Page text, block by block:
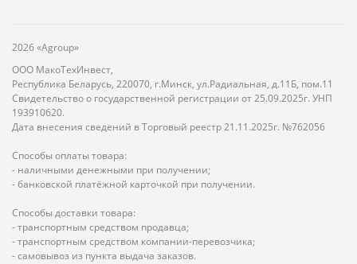
2026 «Agroup»
ООО МакоТехИнвест,
Республика Беларусь, 220070, г.Минск, ул.Радиальная, д.11Б, пом.11
Свидетельство о государственной регистрации от 25.09.2025г. УНП
193910620.
Дата внесения сведений в Торговый реестр 21.11.2025г. №762056
Способы оплаты товара:
- наличными денежными при получении;
- банковской платёжной карточкой при получении.
Способы доставки товара:
- транспортным средством продавца;
- транспортным средством компании-перевозчика;
- самовывоз из пункта выдача заказов.